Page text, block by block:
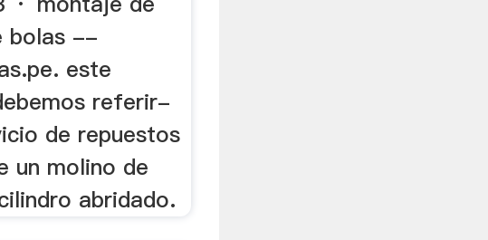
bolas --
este
referir-
de repuestos
un molino de
abridado.